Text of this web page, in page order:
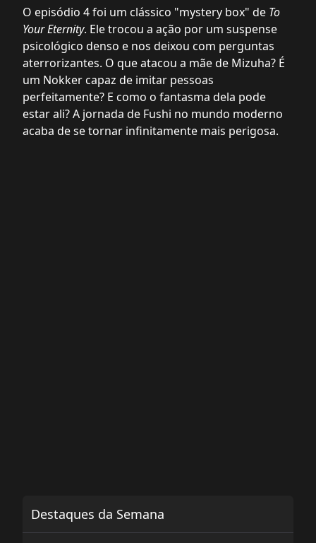
O episódio 4 foi um clássico "mystery box" de To
Your Eternity. Ele trocou a ação por um suspense
psicológico denso e nos deixou com perguntas
aterrorizantes. O que atacou a mãe de Mizuha? É
um Nokker capaz de imitar pessoas
perfeitamente? E como o fantasma dela pode
estar ali? A jornada de Fushi no mundo moderno
acaba de se tornar infinitamente mais perigosa.
Destaques da Semana